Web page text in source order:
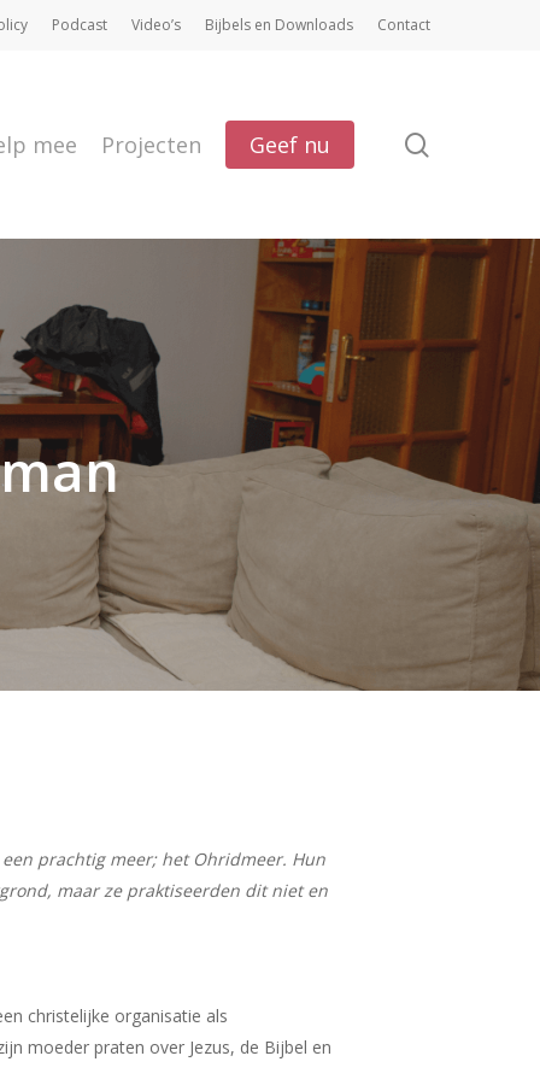
Podcast Video’s Bijbels en Downloads Contact
mee Projecten Geef nu
prachtig meer; het Ohridmeer. Hun
maar ze praktiseerden dit niet en
christelijke organisatie als
moeder praten over Jezus, de Bijbel en